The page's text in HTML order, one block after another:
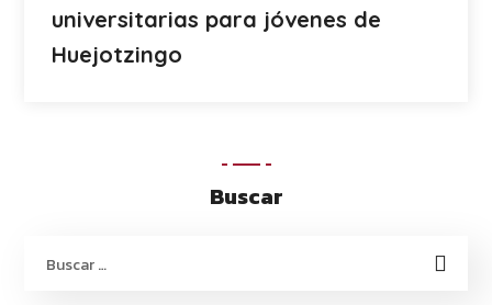
universitarias para jóvenes de
Huejotzingo
Buscar